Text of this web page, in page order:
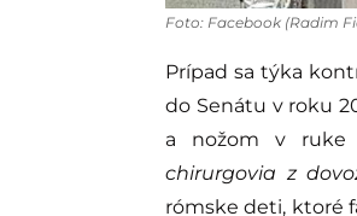
Foto: Facebook (Radim
Prípad sa týka
do Senátu v roku
a nožom v ruke
chirurgovia z
rómske deti, ktoré